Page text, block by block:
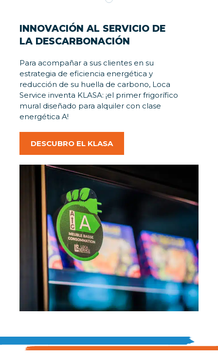
INNOVACIÓN AL SERVICIO DE
LA DESCARBONACIÓN
Para acompañar a sus clientes en su
estrategia de eficiencia energética y
reducción de su huella de carbono, Loca
Service inventa KLASA: ¡el primer frigorífico
mural diseñado para alquiler con clase
energética A!
DESCUBRO EL KLASA